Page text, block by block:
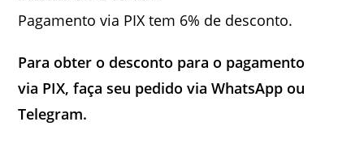
Pagamento via PIX tem 6% de desconto.
Para obter o desconto para o pagamento
via PIX, faça seu pedido via WhatsApp ou
Telegram.